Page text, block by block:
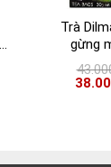
|
Trà
gừng